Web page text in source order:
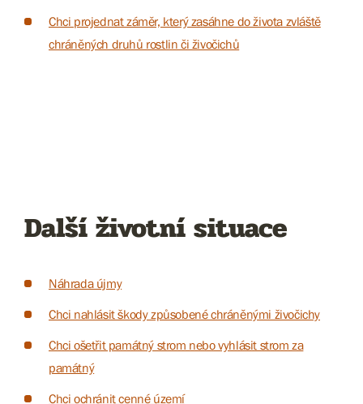
Chci projednat záměr, který zasáhne do života zvláště
chráněných druhů rostlin či živočichů
Další životní situace
Náhrada újmy
Chci nahlásit škody způsobené chráněnými živočichy
Chci ošetřit památný strom nebo vyhlásit strom za
památný
Chci ochránit cenné území